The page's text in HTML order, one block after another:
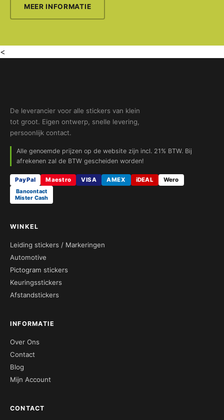
MEER INFORMATIE
<
De leverancier voor alle stickers van klein
tot groot. Eigen ontwerp, snelle levering,
persoonlijk contact.
Alle genoemde prijzen op de website zijn incl. 21% BTW. Bij
afrekenen zal de BTW gescheiden worden!
PayPal Maestro VISA AMEX iDEAL
Wero
Bancontact
Mister Cash
WINKEL
Leiding stickers / Markeringen
Automotive
Pictogram stickers
Keuringsstickers
Afstandstickers
INFORMATIE
Over Ons
Contact
Blog
Mijn Account
CONTACT